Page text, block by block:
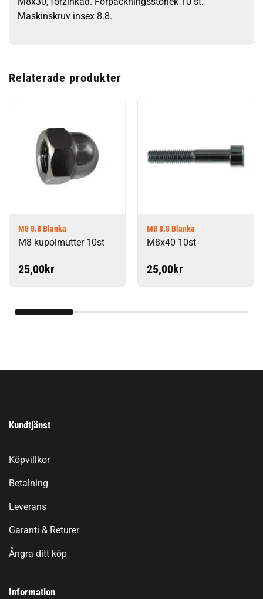
Maskinskruv insex 8.8.
Relaterade produkter
M8 8.8 Blanka
M8 kupolmutter 10st
25,00kr
M8 8.8 Blanka
M8x40 10st
25,00kr
Kundtjänst
Köpvillkor
Betalning
Leverans
Garanti & Returer
Ångra ditt köp
Information